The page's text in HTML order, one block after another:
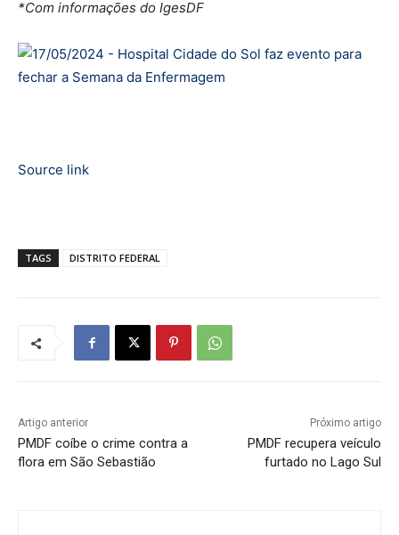
*Com informações do IgesDF
Source link
TAGS DISTRITO FEDERAL
Artigo anterior
PMDF coíbe o crime contra a
flora em São Sebastião
Próximo artigo
PMDF recupera veículo
furtado no Lago Sul